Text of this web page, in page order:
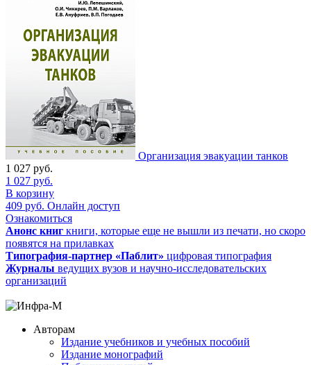
Организация эвакуации танков
1 027 руб.
1 027 руб.
В корзину
409 руб. Онлайн доступ
Ознакомиться
Анонс книг книги, которые еще не вышли из печати, но скоро
появятся на прилавках
Типография-партнер «Паблит» цифровая типография
Журналы ведущих вузов и научно-исследовательских
организаций
Авторам
Издание учебников и учебных пособий
Издание монографий